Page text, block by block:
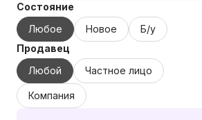
Состояние
Любое
Новое
Б/у
Продавец
Любой
Частное лицо
Компания